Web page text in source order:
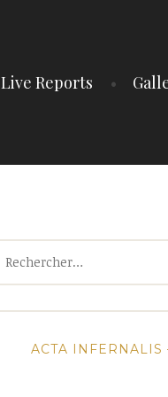
Live Reports
ACTA INFERNALIS